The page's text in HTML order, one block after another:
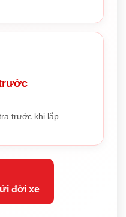
trước khi lắp
đời xe